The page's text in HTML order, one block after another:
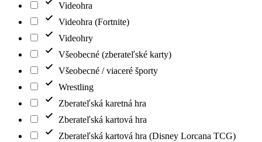
Videohra
Videohra (Fortnite)
Videohry
Všeobecné (zberateľské karty)
Všeobecné / viaceré športy
Wrestling
Zberateľská karetná hra
Zberateľská kartová hra
Zberateľská kartová hra (Disney Lorcana TCG)